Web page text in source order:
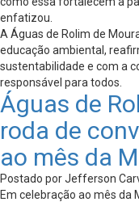
enfatizou.
A Águas de Rolim de
educação ambiental,
sustentabilidade e com a
responsável para todos.
Águas de
roda de
ao mês da
Postado por Jefferson
Em celebração ao mês da